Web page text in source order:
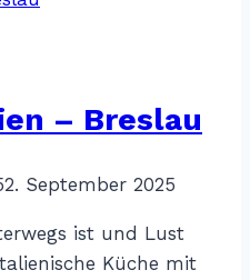
– Breslau
2. September 2025
ist und Lust
Küche mit